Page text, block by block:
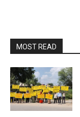
MOST READ